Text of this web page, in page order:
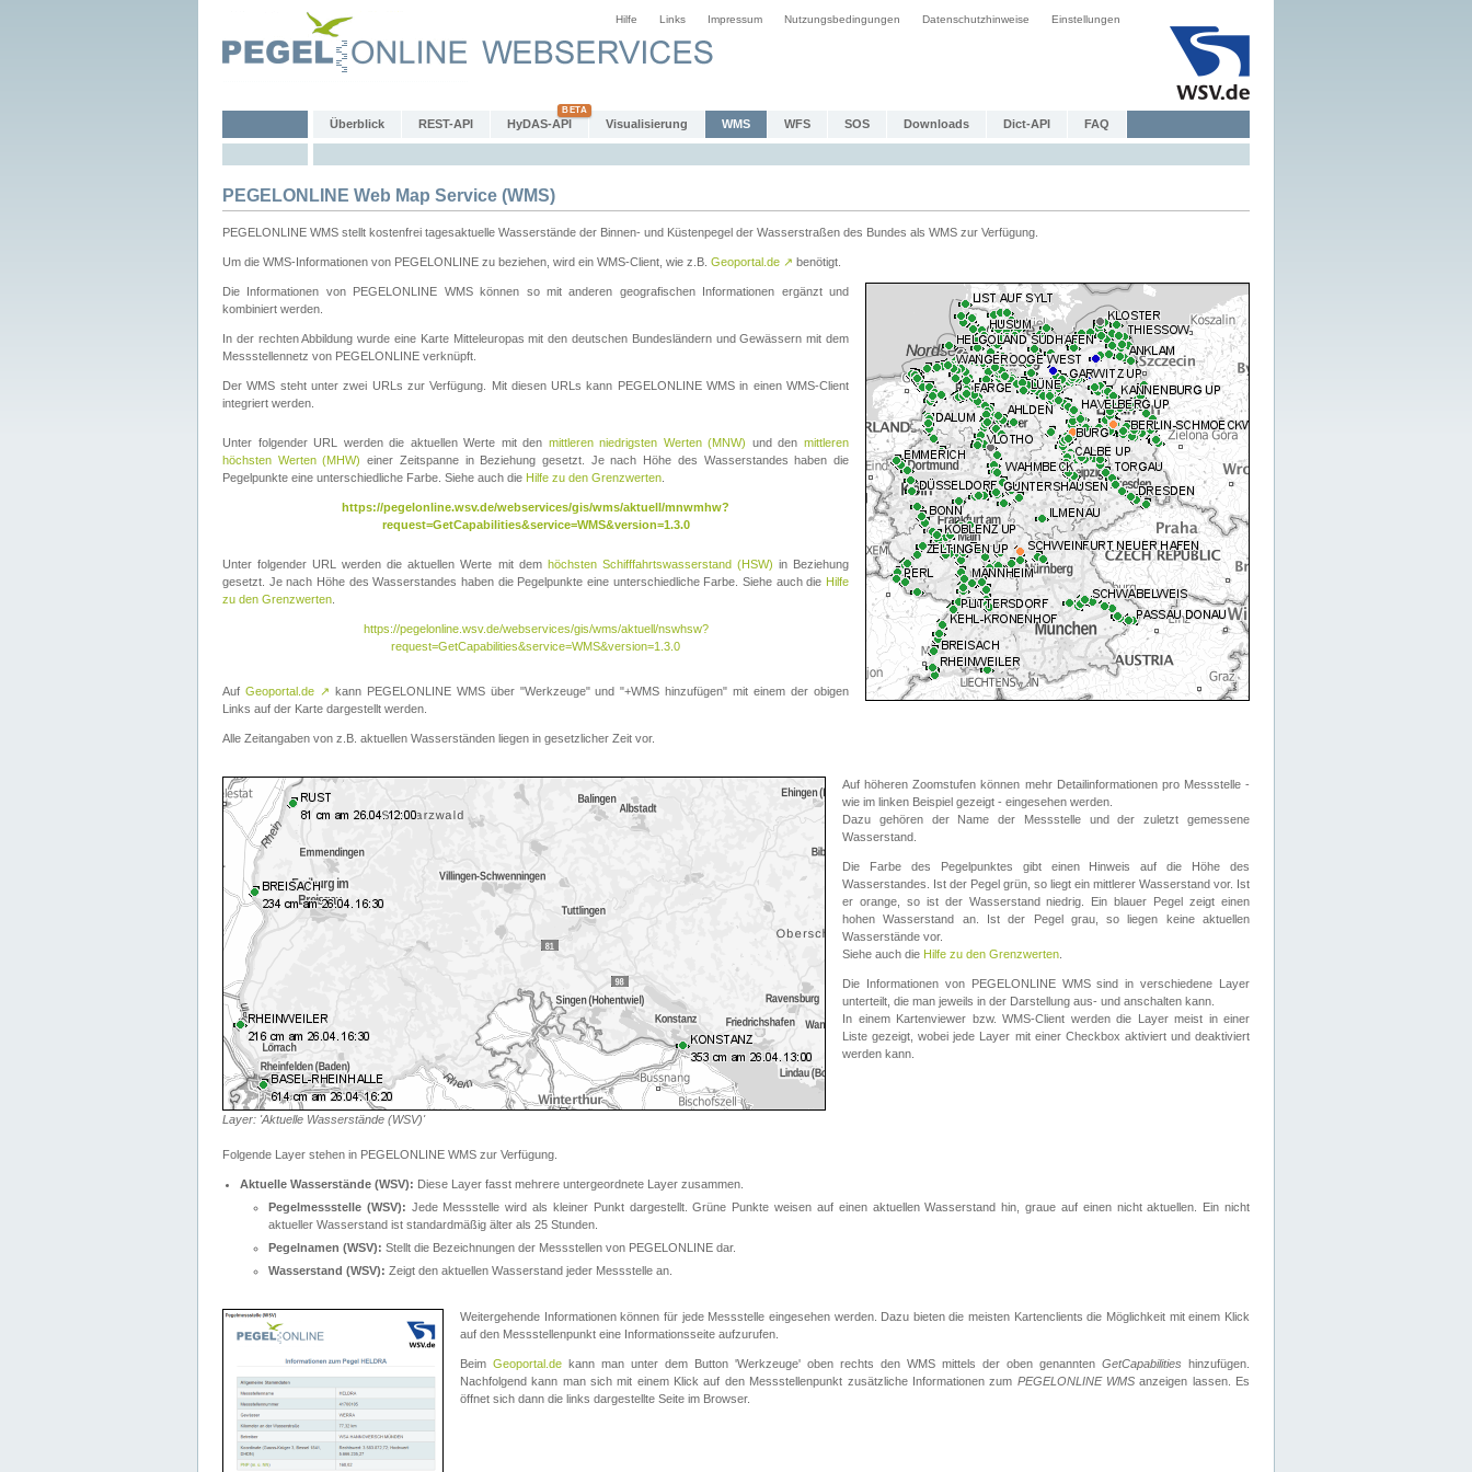
Hilfe Links Impressum Nutzungsbedingungen Datenschutzhinweise Einstellungen
Überblick REST-API HyDAS-API Visualisierung WMS WFS SOS Downloads Dict-API FAQ
PEGELONLINE Web Map Service (WMS)
PEGELONLINE WMS stellt kostenfrei tagesaktuelle Wasserstände der Binnen- und Küstenpegel der Wasserstraßen des Bundes als WMS zur Verfügung.
Um die WMS-Informationen von PEGELONLINE zu beziehen, wird ein WMS-Client, wie z.B. Geoportal.de ↗ benötigt.
Die Informationen von PEGELONLINE WMS können so mit anderen geografischen Informationen ergänzt und
kombiniert werden.
In der rechten Abbildung wurde eine Karte Mitteleuropas mit den deutschen Bundesländern und Gewässern mit dem
Messstellennetz von PEGELONLINE verknüpft.
Der WMS steht unter zwei URLs zur Verfügung. Mit diesen URLs kann PEGELONLINE WMS in einen WMS-Client
integriert werden.
Unter folgender URL werden die aktuellen Werte mit den mittleren niedrigsten Werten (MNW) und denmittleren
höchsten Werten (MHW) einer Zeitspanne in Beziehung gesetzt. Je nach Höhe des Wasserstandes haben die
Pegelpunkte eine unterschiedliche Farbe. Siehe auch die Hilfe zu den Grenzwerten
https://pegelonline.wsv.de/webservices/gis/wms/aktuell/mnwmhw?
request=GetCapabilities&service=WMS&version=1.3.0
Unter folgender URL werden die aktuellen Werte mit dem höchsten Schifffahrtswasserstand (HSW) in Beziehung
gesetzt. Je nach Höhe des Wasserstandes haben die Pegelpunkte eine unterschiedliche Farbe. Siehe auch die Hilfe
zu den Grenzwerten
https://pegelonline.wsv.de/webservices/gis/wms/aktuell/nswhsw?
request=GetCapabilities&service=WMS&version=1.3.0
Auf Geoportal.de ↗ kann PEGELONLINE WMS über "Werkzeuge" und "+WMS hinzufügen" mit einem der obigen
Links auf der Karte dargestellt werden.
Alle Zeitangaben von z.B. aktuellen Wasserständen liegen in gesetzlicher Zeit vor.
Layer: 'Aktuelle Wasserstände (WSV)'
Auf höheren Zoomstufen können mehr Detailinformationen pro Messstelle -
wie im linken Beispiel gezeigt - eingesehen werden.
Dazu gehören der Name der Messstelle und der zuletzt gemessene
Wasserstand.
Die Farbe des Pegelpunktes gibt einen Hinweis auf die Höhe des
Wasserstandes. Ist der Pegel grün, so liegt ein mittlerer Wasserstand vor. Ist
er orange, so ist der Wasserstand niedrig. Ein blauer Pegel zeigt einen
hohen Wasserstand an. Ist der Pegel grau, so liegen keine aktuellen
Wasserstände vor.
Siehe auch die Hilfe zu den Grenzwerten
Die Informationen von PEGELONLINE WMS sind in verschiedene Layer
unterteilt, die man jeweils in der Darstellung aus- und anschalten kann.
In einem Kartenviewer bzw. WMS-Client werden die Layer meist in einer
Liste gezeigt, wobei jede Layer mit einer Checkbox aktiviert und deaktiviert
werden kann.
Folgende Layer stehen in PEGELONLINE WMS zur Verfügung.
Aktuelle Wasserstände (WSV): Diese Layer fasst mehrere untergeordnete Layer zusammen.
Pegelmessstelle (WSV): Jede Messstelle wird als kleiner Punkt dargestellt. Grüne Punkte weisen auf einen aktuellen Wasserstand hin, graue auf einen nicht aktuellen. Ein nicht
aktueller Wasserstand ist standardmäßig älter als 25 Stunden.
Pegelnamen (WSV): Stellt die Bezeichnungen der Messstellen von PEGELONLINE dar.
Wasserstand (WSV): Zeigt den aktuellen Wasserstand jeder Messstelle an.
Weitergehende Informationen können für jede Messstelle eingesehen werden. Dazu bieten die meisten Kartenclients die Möglichkeit mit einem Klick
auf den Messstellenpunkt eine Informationsseite aufzurufen.
Beim Geoportal.de kann man unter dem Button 'Werkzeuge' oben rechts den WMS mittels der oben genannten GetCapabilities hinzufügen.
Nachfolgend kann man sich mit einem Klick auf den Messstellenpunkt zusätzliche Informationen zum PEGELONLINE WMSanzeigen lassen. Es
öffnet sich dann die links dargestellte Seite im Browser.